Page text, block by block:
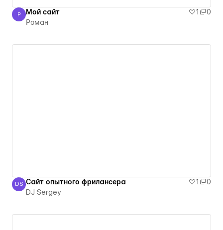
Роман
Р Мой сайт 1
0
Роман
DJ Sergey
DS Сайт опытного фрилансера 1
0
DJ Sergey